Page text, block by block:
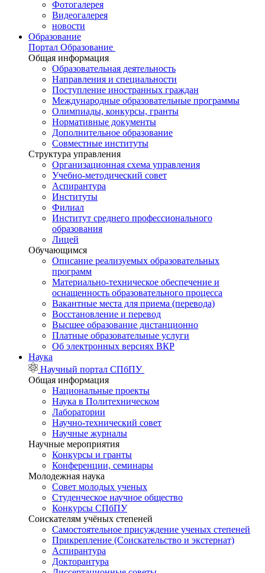
Фотогалерея
Видеогалерея
новости
Образование
Портал Образование
Общая информация
Образовательная деятельность
Направления и специальности
Поступление иностранных граждан
Международные образовательные программы
Олимпиады, конкурсы, гранты
Нормативные документы
Дополнительное образование
Совместные институты
Структура управления
Организационная схема управления
Учебно-методический совет
Аспирантура
Институты
Филиал
Институт среднего профессионального
образования
Лицей
Обучающимся
Описание реализуемых образовательных
программ
Материально-техническое обеспечение и
оснащенность образовательного процесса
Вакантные места для приема (перевода)
Восстановление и перевод
Высшее образование дистанционно
Платные образовательные услуги
Об электронных версиях ВКР
Наука
Научный портал СПбПУ
Общая информация
Национальные проекты
Наука в Политехническом
Лаборатории
Научно-технический совет
Научные журналы
Научные мероприятия
Конкурсы и гранты
Конференции, семинары
Молодежная наука
Совет молодых ученых
Студенческое научное общество
Конкурсы СПбПУ
Соискателям учёных степеней
Самостоятельное присуждение ученых степеней
Прикрепление (Соискательство и экстернат)
Аспирантура
Докторантура